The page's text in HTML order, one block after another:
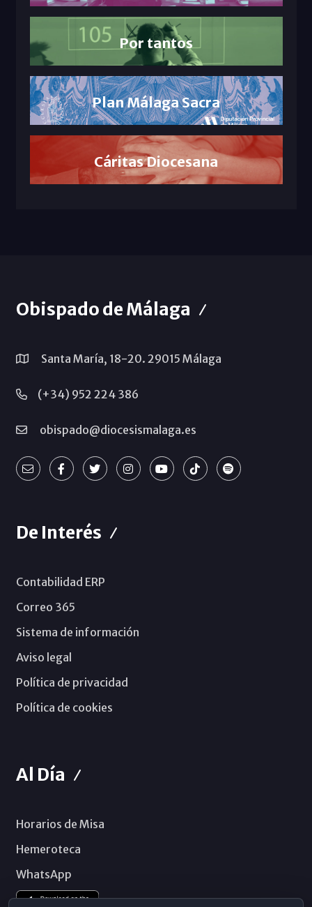
Por tantos
Plan Málaga Sacra
Cáritas Diocesana
Obispado de Málaga
Santa María, 18-20. 29015 Málaga
(+34) 952 224 386
obispado@diocesismalaga.es
De Interés
Contabilidad ERP
Correo 365
Sistema de información
Aviso legal
Política de privacidad
Política de cookies
Al Día
Horarios de Misa
Hemeroteca
WhatsApp